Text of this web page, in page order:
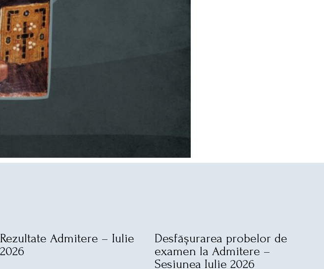
Rezultate Admitere – Iulie
2026
Desfășurarea probelor de
examen la Admitere –
Sesiunea Iulie 2026